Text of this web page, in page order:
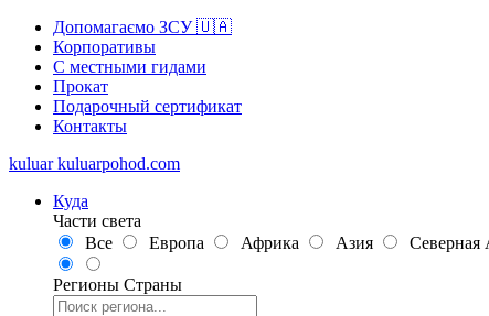
Допомагаємо ЗСУ 🇺🇦
Корпоративы
С местными гидами
Прокат
Подарочный сертификат
Контакты
kuluar kuluarpohod.com
Куда
Части света
Все
Европа Африка Азия Северная
Регионы Страны